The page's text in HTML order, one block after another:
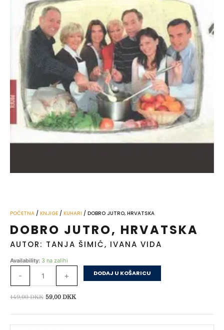
POČETNA / KNJIGE / KUHARI / DOBRO JUTRO, HRVATSKA
DOBRO JUTRO, HRVATSKA
AUTOR: TANJA ŠIMIĆ, IVANA VIDA
Availability: 3 na zalihi
-
Dobro
+ DODAJ U KOŠARICU
149,00DKK Izvorna
59,00 DKKTrenutna